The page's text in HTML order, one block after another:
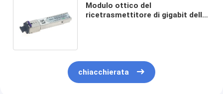
Modulo ottico del
ricetrasmettitore di gigabit dello
chiacchierata